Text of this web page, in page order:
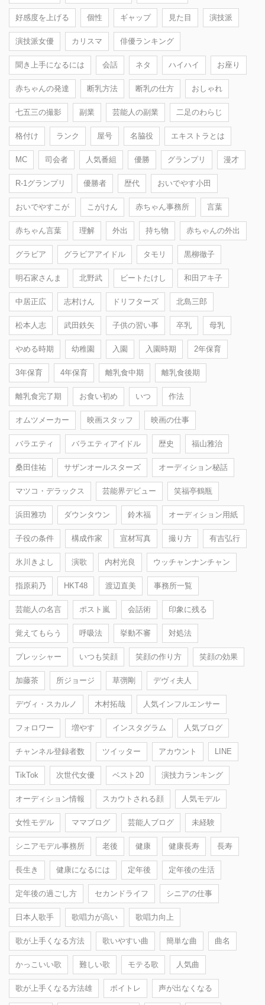
好感度を上げる 個性 ギャップ 見た目 演技派
演技派女優 カリスマ 俳優ランキング
聞き上手になるには 会話 ネタ ハイハイ お座り
赤ちゃんの発達 断乳方法 断乳の仕方 おしゃれ
七五三の撮影 副業 芸能人の副業 二足のわらじ
格付け ランク 屋号 名脇役 エキストラとは
MC 司会者 人気番組 優勝 グランプリ 漫才
R-1グランプリ 優勝者 歴代 おいでやす小田
おいでやすこが こがけん 赤ちゃん事務所 言葉
赤ちゃん言葉 理解 外出 持ち物 赤ちゃんの外出
グラビア グラビアアイドル タモリ 黒柳徹子
明石家さんま 北野武 ビートたけし 和田アキ子
中居正広 志村けん ドリフターズ 北島三郎
松本人志 武田鉄矢 子供の習い事 卒乳 母乳
やめる時期 幼稚園 入園 入園時期 2年保育
3年保育 4年保育 離乳食中期 離乳食後期
離乳食完了期 お食い初め いつ 作法
オムツメーカー 映画スタッフ 映画の仕事
バラエティ バラエティアイドル 歴史 福山雅治
桑田佳祐 サザンオールスターズ オーディション秘話
マツコ・デラックス 芸能界デビュー 笑福亭鶴瓶
浜田雅功 ダウンタウン 鈴木福 オーディション用紙
子役の条件 構成作家 宣材写真 撮り方 有吉弘行
氷川きよし 演歌 内村光良 ウッチャンナンチャン
指原莉乃 HKT48 渡辺直美 事務所一覧
芸能人の名言 ポスト嵐 会話術 印象に残る
覚えてもらう 呼吸法 挙動不審 対処法
プレッシャー いつも笑顔 笑顔の作り方 笑顔の効果
加藤茶 所ジョージ 草彅剛 デヴィ夫人
デヴィ・スカルノ 木村拓哉 人気インフルエンサー
フォロワー 増やす インスタグラム 人気ブログ
チャンネル登録者数 ツイッター アカウント LINE
TikTok 次世代女優 ベスト20 演技力ランキング
オーディション情報 スカウトされる顔 人気モデル
女性モデル ママブログ 芸能人ブログ 未経験
シニアモデル事務所 老後 健康 健康長寿 長寿
長生き 健康になるには 定年後 定年後の生活
定年後の過ごし方 セカンドライフ シニアの仕事
日本人歌手 歌唱力が高い 歌唱力向上
歌が上手くなる方法 歌いやすい曲 簡単な曲 曲名
かっこいい歌 難しい歌 モテる歌 人気曲
歌が上手くなる方法雄 ボイトレ 声が出なくなる